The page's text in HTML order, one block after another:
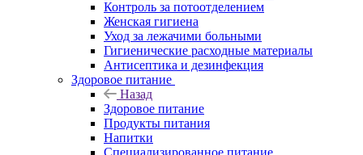
Контроль за потоотделением
Женская гигиена
Уход за лежачими больными
Гигиенические расходные материалы
Антисептика и дезинфекция
Здоровое питание
Назад
Здоровое питание
Продукты питания
Напитки
Специализированное питание